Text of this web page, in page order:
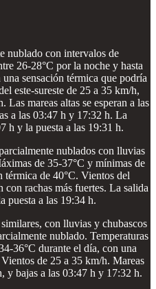
nublado con intervalos de
26-28°C por la noche y hasta
sensación térmica que podría
este-sureste de 25 a 35 km/h,
Las mareas altas se esperan a las
a las 03:47 h y 17:32 h. La
h y la puesta a las 19:31 h.
nublados con lluvias
de 35-37°C y mínimas de
térmica de 40°C. Vientos del
con rachas más fuertes. La salida
puesta a las 19:34 h.
con lluvias y chubascos
nublado. Temperaturas
36°C durante el día, con una
de 25 a 35 km/h. Mareas
y bajas a las 03:47 h y 17:32 h.